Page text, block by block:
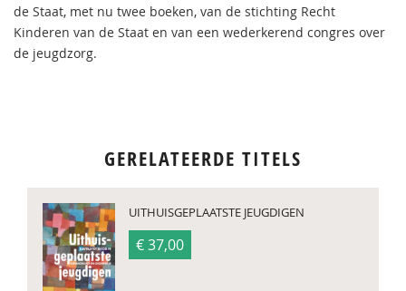
de Staat, met nu twee boeken, van de stichting Recht
Kinderen van de Staat en van een wederkerend congres over
de jeugdzorg.
GERELATEERDE TITELS
UITHUISGEPLAATSTE JEUGDIGEN
€ 37,00